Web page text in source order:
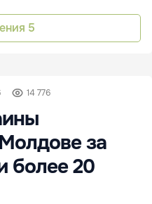
5
14 776
за
более 20